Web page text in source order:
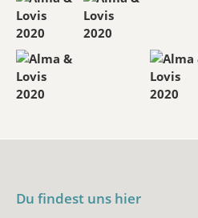
Du findest uns hier